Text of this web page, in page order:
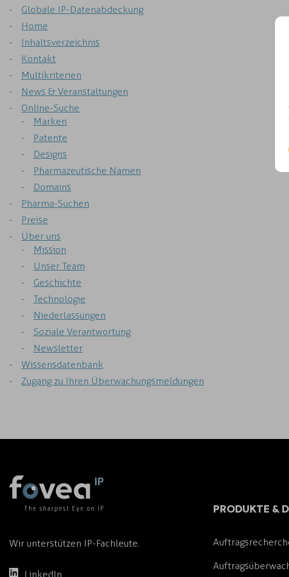
Globale IP-Datenabdeckung
Home
Inhaltsverzeichnis
Kontakt
Multikriterien
News & Veranstaltungen
Online-Suche
Marken
Patente
Designs
Pharmazeutische Namen
Domains
Pharma-Suchen
Preise
Über uns
Mission
Unser Team
Geschichte
Technologie
Niederlassungen
Soziale Verantwortung
Newsletter
Wissensdatenbank
Zugang zu Ihren Überwachungsmeldungen
Wir unterstützen IP-Fachleute.
LinkedIn
PRODUKTE &